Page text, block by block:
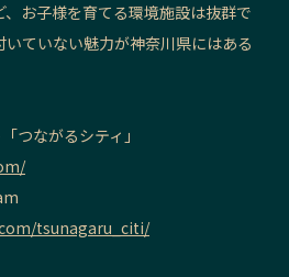
お子様を育てる環境施設は抜群で
ていない魅力が神奈川県にはある
つながるシティ」
tsunagaru_citi/